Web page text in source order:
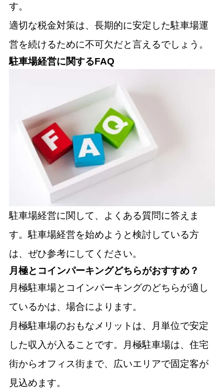
す。
適切な税金対策は、長期的に安定した駐車場運
営を続けるために不可欠だと言えるでしょう。
駐車場経営に関するFAQ
駐車場経営に関して、よくある質問に答えま
す。駐車場経営を始めようと検討している方
は、ぜひ参考にしてください。
月極とコインパーキングどちらがおすすめ？
月極駐車場とコインパーキングのどちらが適し
ているかは、場合によります。
月極駐車場のおもなメリットは、月単位で安定
した収入が入ることです。月極駐車場は、住宅
街からオフィス街まで、広いエリアで固定客が
見込めます。